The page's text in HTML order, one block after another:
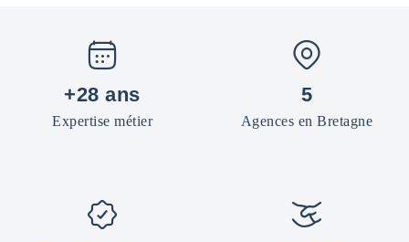
+28 ans
Expertise métier
5
Agences en Bretagne